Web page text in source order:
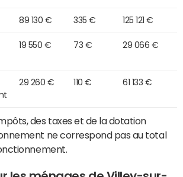
89 130 € 335 € 125 121 €
19 550 € 73 € 29 066 €
29 260 € 110 € 61 133 €
des taxes et de la dotation
ne correspond pas au total